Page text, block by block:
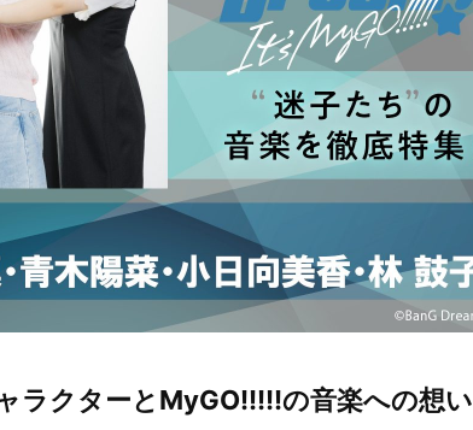
ラクターとMyGO!!!!!の音楽への想い